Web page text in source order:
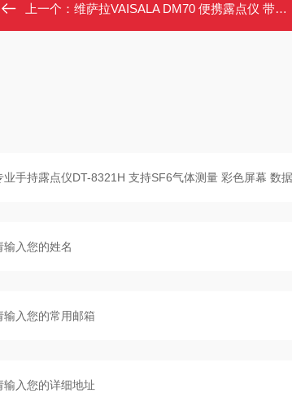
上一个： 维萨拉VAISALA DM70 便携露点仪 带清除功能 快速响应干燥环境